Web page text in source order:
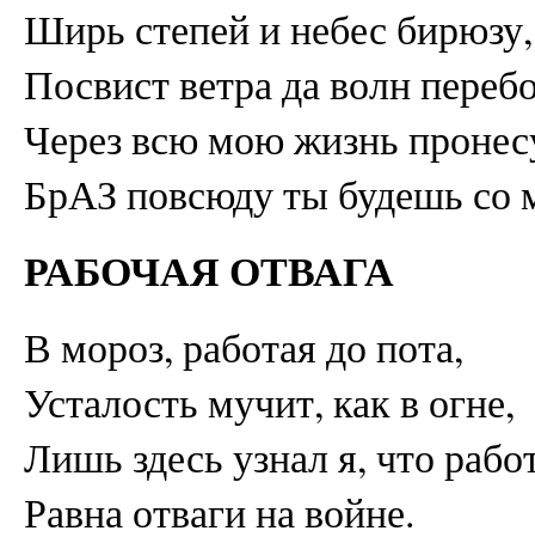
Ширь степей и небес бирюзу,
Посвист ветра да волн
Через всю мою жизнь
БрАЗ повсюду ты будешь со
РАБОЧАЯ ОТВАГА
В мороз, работая до пота,
Усталость мучит, как в огне,
Лишь здесь узнал я, что
Равна отваги на войне.